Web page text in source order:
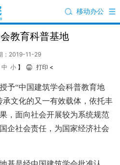
移动办公
教育科普基地
：2019-11-29
中 小 】 打印 <
“中国建筑学会科普教育地
文化的又一有效载体，依托丰
，面向社会开展较为系统规范
企社会责任，为国家经济社会